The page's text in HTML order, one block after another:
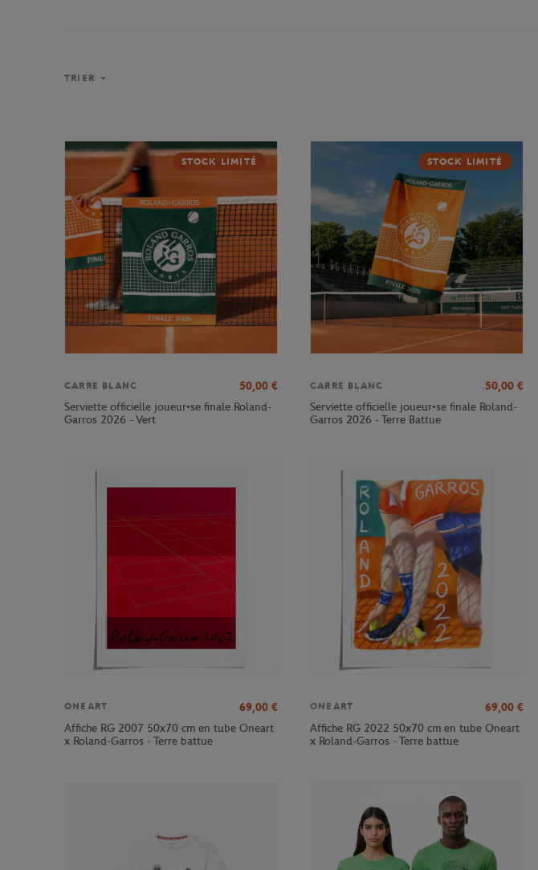
TRIER
STOCK LIMITÉ
CARRE BLANC 50,00 €
Serviette officielle joueur•se finale Roland-
Garros 2026 - Vert
STOCK LIMITÉ
CARRE BLANC 50,00 €
Serviette officielle joueur•se finale Roland-
Garros 2026 - Terre Battue
ONEART 69,00 €
Affiche RG 2007 50x70 cm en tube Oneart
x Roland-Garros - Terre battue
ONEART 69,00 €
Affiche RG 2022 50x70 cm en tube Oneart
x Roland-Garros - Terre battue